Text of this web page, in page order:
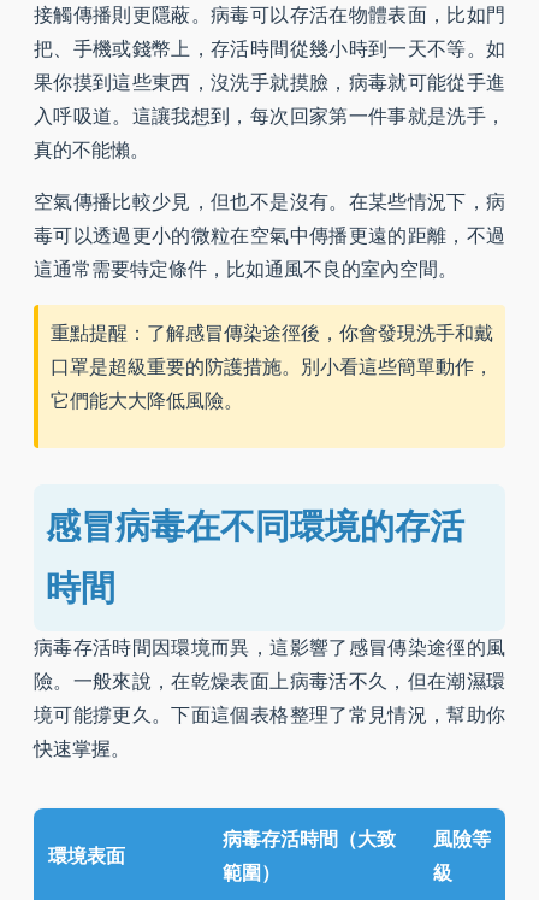
接觸傳播則更隱蔽。病毒可以存活在物體表面，比如門
把、手機或錢幣上，存活時間從幾小時到一天不等。如
果你摸到這些東西，沒洗手就摸臉，病毒就可能從手進
入呼吸道。這讓我想到，每次回家第一件事就是洗手，
真的不能懶。
空氣傳播比較少見，但也不是沒有。在某些情況下，病
毒可以透過更小的微粒在空氣中傳播更遠的距離，不過
這通常需要特定條件，比如通風不良的室內空間。
重點提醒：了解感冒傳染途徑後，你會發現洗手和戴
口罩是超級重要的防護措施。別小看這些簡單動作，
它們能大大降低風險。
感冒病毒在不同環境的存活
時間
病毒存活時間因環境而異，這影響了感冒傳染途徑的風
險。一般來說，在乾燥表面上病毒活不久，但在潮濕環
境可能撐更久。下面這個表格整理了常見情況，幫助你
快速掌握。
環境表面
病毒存活時間（大致
範圍）
風險等
級